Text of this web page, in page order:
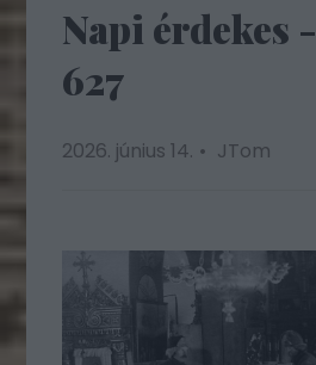
Napi érdekes -
627
2026. június 14. JTom